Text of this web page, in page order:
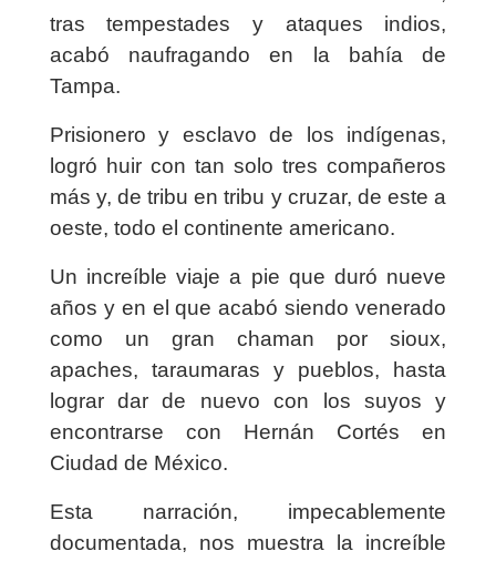
tras tempestades y ataques indios,
acabó naufragando en la bahía de
Tampa.
Prisionero y esclavo de los indígenas,
logró huir con tan solo tres compañeros
más y, de tribu en tribu y cruzar, de este a
oeste, todo el continente americano.
Un increíble viaje a pie que duró nueve
años y en el que acabó siendo venerado
como un gran chaman por sioux,
apaches, taraumaras y pueblos, hasta
lograr dar de nuevo con los suyos y
encontrarse con Hernán Cortés en
Ciudad de México.
Esta narración, impecablemente
documentada, nos muestra la increíble